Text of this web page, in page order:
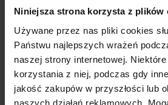
Niniejsza strona korzysta z plików
Używane przez nas pliki cookies
Państwu najlepszych wrażeń
naszej strony internetowej.
korzystania z niej, podczas gdy
jakość zakupów w przyszłości lub
naszych działań reklamowych.